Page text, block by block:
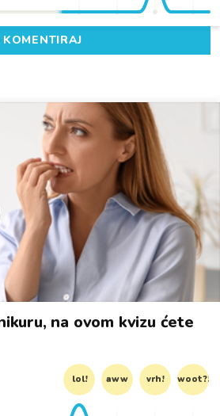
KOMENTIRAJ
na ovom kvizu ćete
lol! aww vrh! woot?!